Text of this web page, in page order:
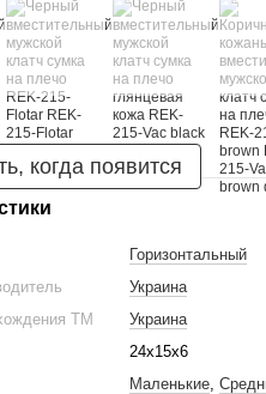
когда появится
Горизонтальный
Украина
ТМ
Украина
24х15х6
Маленькие,